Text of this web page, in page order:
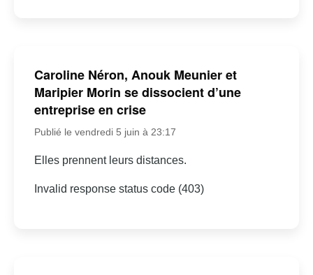
Caroline Néron, Anouk Meunier et
Maripier Morin se dissocient d’une
entreprise en crise
Publié le vendredi 5 juin à 23:17
Elles prennent leurs distances.
Invalid response status code (403)